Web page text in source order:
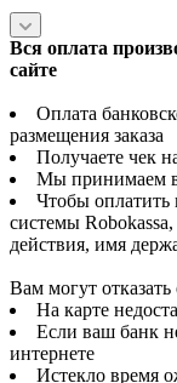
Вся оплата
сайте
Оплата
размещения заказа
Получаете чек
Мы принимаем
Чтобы оплатить
системы
действия, имя
Вам могут отказать
На карте
Если ваш банк
интернете
Истекло время